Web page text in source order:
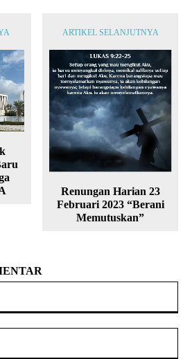
ARTIKEL SELANJUTNYA
Renungan Harian 23
Februari 2023 “Berani
Memutuskan”